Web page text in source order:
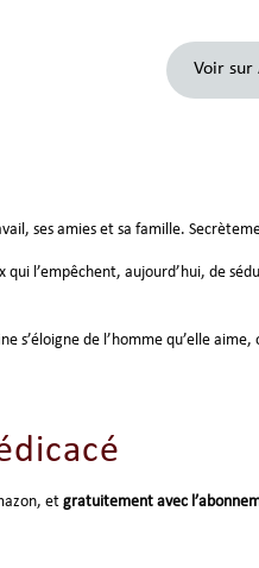
Voir sur
ses amies et sa famille.
qui l’empêchent, aujourd’hui, de
s’éloigne de l’homme qu’elle
et gratuitement avec